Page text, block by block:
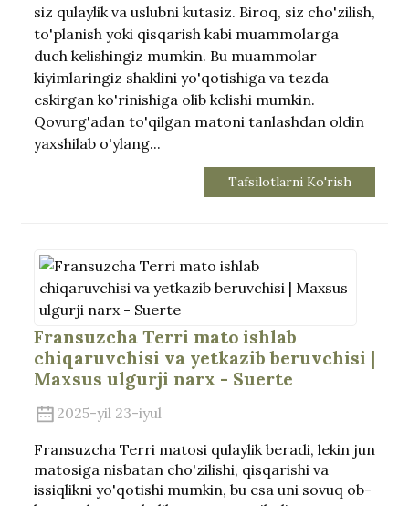
siz qulaylik va uslubni kutasiz. Biroq, siz cho'zilish,
to'planish yoki qisqarish kabi muammolarga
duch kelishingiz mumkin. Bu muammolar
kiyimlaringiz shaklini yo'qotishiga va tezda
eskirgan ko'rinishiga olib kelishi mumkin.
Qovurg'adan to'qilgan matoni tanlashdan oldin
yaxshilab o'ylang...
Tafsilotlarni Ko'rish
Fransuzcha Terri mato ishlab
chiqaruvchisi va yetkazib beruvchisi |
Maxsus ulgurji narx - Suerte
2025-yil 23-iyul
Fransuzcha Terri matosi qulaylik beradi, lekin jun
matosiga nisbatan cho'zilishi, qisqarishi va
issiqlikni yo'qotishi mumkin, bu esa uni sovuq ob-